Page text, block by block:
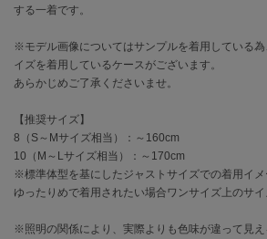
コンバース
DANSKIN
ダンスキン
EIMY ISTOIRE
する一着です。
※モデル画像についてはサンプルを着用している
イズを着用しているケースがございます。
あらかじめご了承くださいませ。
【推奨サイズ】
8（S～Mサイズ相当）：～160cm
10（M～Lサイズ相当）：～170cm
※標準体型を基にしたジャストサイズでの着用イメ
ゆったりめで着用されたい場合ワンサイズ上のサイ
※照明の関係により、実際よりも色味が違って見え